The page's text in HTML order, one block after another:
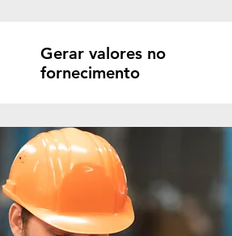
Gerar valores no
fornecimento